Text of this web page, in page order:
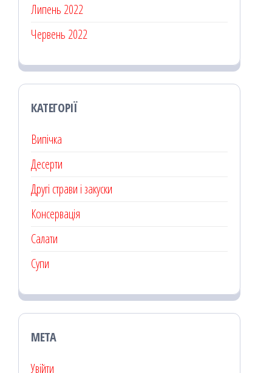
Липень 2022
Червень 2022
КАТЕГОРІЇ
Випічка
Десерти
Другі страви і закуски
Консервація
Салати
Супи
МЕТА
Увійти